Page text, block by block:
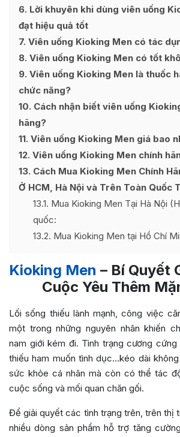
6 Lời khuyên khi dùng viên uống
đạt hiệu quả tốt
7 Viên uống Kioking Men có tác
8 Viên uống Kioking Men có tốt
9 Viên uống Kioking Men là thuốc
chức năng?
10 Cách nhận biết viên uống
hãng?
11 Viên uống Kioking Men giá bao
12 Viên uống Kioking Men chính
13 Cách Mua Kioking Men Chính
Ở HCM, Hà Nội và Trên Toàn Quốc
13.1 Mua Kioking Men Tại Hà Nội
quốc:
13.2 Mua Kioking Men tại Hồ Chí
Kioking Men – Bí Quyết
Cuộc Yêu Thêm
Lối sống thiếu lành mạnh, công việc
một trong những nguyên nhân khiến
nam giới kém đi. Tình trạng cương
thiếu ham muốn tình dục…kéo dài
sức khỏe cá nhân mà còn có thể tác
cuộc sống và mối quan chăn gối.
Để giải quyết các tình trạng trên, trên thị
nhiều dòng sản phẩm hỗ trợ tăng